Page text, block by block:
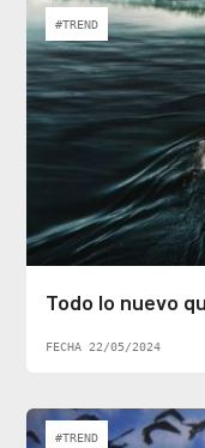
#TREND
Todo lo nuevo
FECHA 22/05/2024
#TREND